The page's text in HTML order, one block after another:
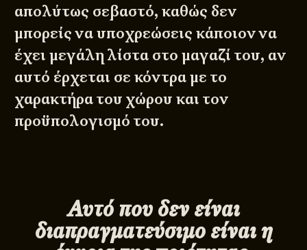
απολύτως σεβαστό, καθώς δεν
μπορείς να υποχρεώσεις κάποιον να
έχει μεγάλη λίστα στο μαγαζί του, αν
αυτό έρχεται σε κόντρα με το
χαρακτήρα του χώρου και τον
προϋπολογισμό του.
Αυτό που δεν είναι
διαπραγματεύσιμο είναι η